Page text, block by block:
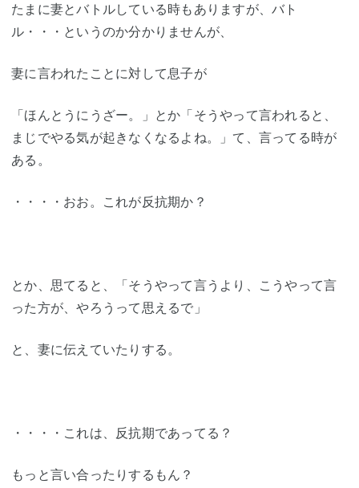
たまに妻とバトルしている時もありますが、バト
ル・・・というのか分かりませんが、
妻に言われたことに対して息子が
「ほんとうにうざー。」とか「そうやって言われると、
まじでやる気が起きなくなるよね。」て、言ってる時が
ある。
・・・・おお。これが反抗期か？
とか、思てると、「そうやって言うより、こうやって言
った方が、やろうって思えるで」
と、妻に伝えていたりする。
・・・・これは、反抗期であってる？
もっと言い合ったりするもん？